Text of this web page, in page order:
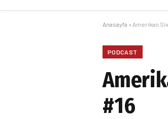
Anasayfa » Amerikan
PODCAST
#16